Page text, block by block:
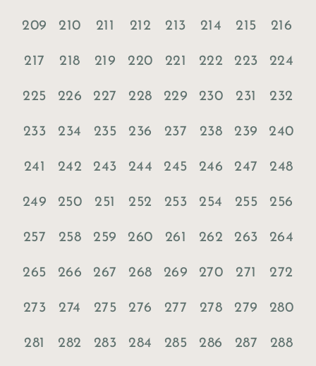
209 210 211 212 213 214 215 216
217 218 219 220 221 222 223 224
225 226 227 228 229 230 231 232
233 234 235 236 237 238 239 240
241 242 243 244 245 246 247 248
249 250 251 252 253 254 255 256
257 258 259 260 261 262 263 264
265 266 267 268 269 270 271 272
273 274 275 276 277 278 279 280
281 282 283 284 285 286 287 288